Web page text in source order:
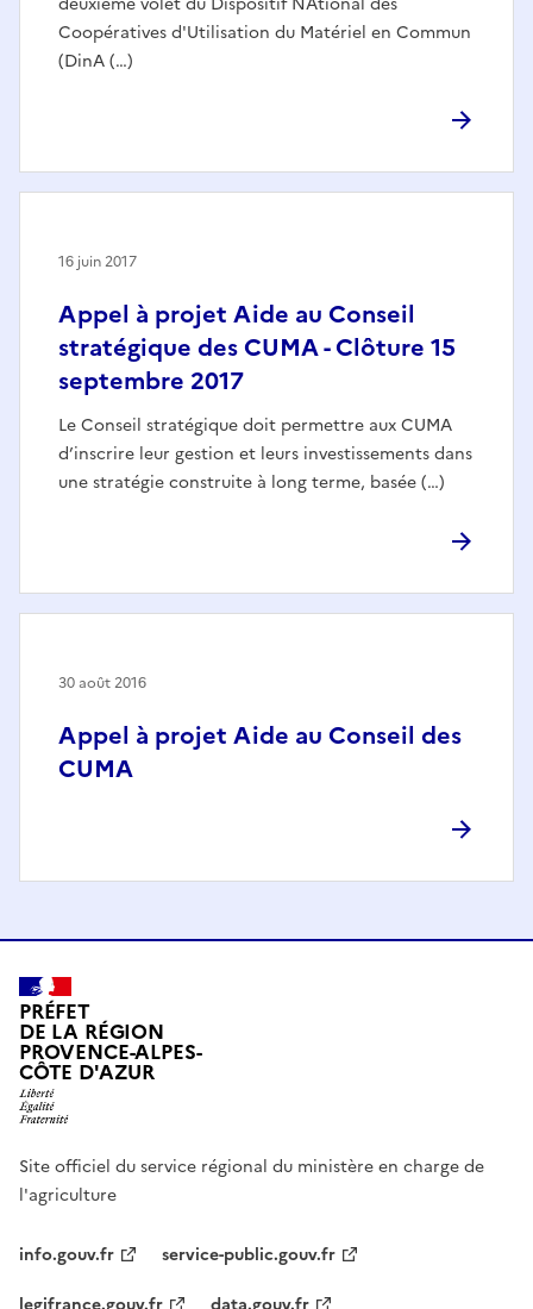
Coopératives d'Utilisation du Matériel en Commun
(DinA (…)
Appel à projet Aide au Conseil
stratégique des CUMA - Clôture 15
septembre 2017
Le Conseil stratégique doit permettre aux CUMA
d’inscrire leur gestion et leurs investissements dans
une stratégie construite à long terme, basée (…)
16 juin 2017
Appel à projet Aide au Conseil des
CUMA
30 août 2016
PRÉFET
DE LA RÉGION
PROVENCE-ALPES-
CÔTE D'AZUR
Site officiel du service régional du ministère en charge de
l'agriculture
info.gouv.fr
service-public.gouv.fr